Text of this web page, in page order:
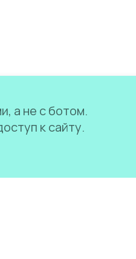
а не с ботом.
к сайту.